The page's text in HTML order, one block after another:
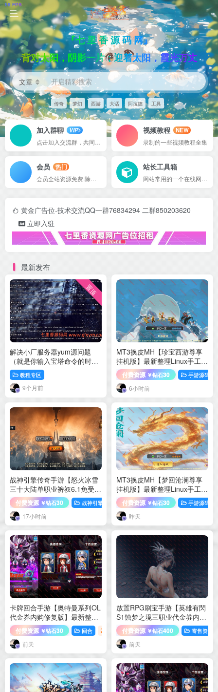
『七 里 香 源 码 网』
背对太阳，阴影一片；迎着太阳，霞光万丈
文章 开启精彩搜索
传奇 梦幻 西游 大话 阿拉德 工具
加入群聊
VIP
视频教程
NEW
录制的一些视频教程全集
会员
热门
站长工具箱
黄金广告位-技术交流QQ一群76834294 二群850203620
立即入驻
最新发布
置顶
解决小厂服务器yum源问题
（就是你输入宝塔命令的时候
很多报错问题）
教程专区
9个月前
MT3换皮MH【珍宝西游尊享
挂机版】最新整理Linux手工服
务端+源码+管理后台+安卓苹
果双端+详细搭建教程+视频教
程
付费资源 ￥钻石30 手游源码
6小时前
战神引擎传奇手游【怒火冰雪
三十大陆单职业裤衩6.1免受
权】最新整理Win系特色服务
端+安卓苹果双端+GM后台+详
细搭建教程
付费资源 ￥钻石30 战神引擎 手游源码
17小时前
MT3换皮MH【梦回沧澜尊享
挂机版】最新整理Linux手工服
务端+源码+攻略+管理后台+安
卓苹果双端+详细搭建教程+视
频教程
付费资源 ￥钻石30 手游源码
昨天
卡牌回合手游【奥特曼系列OL
代金券内购修复版】最新整理
Linux手工服务端+加解密工具
+CDK授权后台+安卓苹果双端
+详细搭建教程
付费资源 ￥钻石30 回合 手游源码
前天
放置RPG刷宝手游【英雄有閃
S1蚀梦之境三职业代金券内购
修复版】最新整理Linux手工服
务端+本地注册+运维后台+管
理后台+代理后台+CDK授权后
台+安卓苹果双端+详细搭建教
程
付费资源 ￥钻石400 寄售资源
前天